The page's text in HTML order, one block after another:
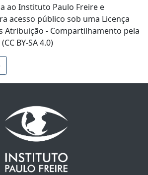
ao Instituto Paulo Freire e
acesso público sob uma Licença
Atribuição - Compartilhamento pela
BY-SA 4.0)